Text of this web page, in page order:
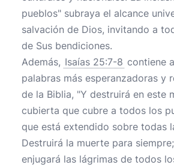
pueblos" subraya el alcance
salvación de Dios, invitando a
de Sus bendiciones.
Además, Isaías 25:7-8 contiene
palabras más esperanzadoras y
de la Biblia, "Y destruirá en este
cubierta que cubre a todos los
que está extendido sobre todas
Destruirá la muerte para
enjugará las lágrimas de todos